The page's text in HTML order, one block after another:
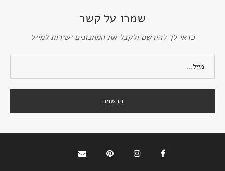
שמרו על קשר
כדאי לך להירשם ולקבל את המתכונים ישירות למייל